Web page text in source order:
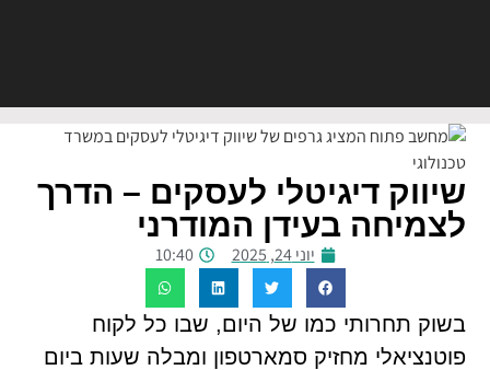
שיווק דיגיטלי לעסקים – הדרך
לצמיחה בעידן המודרני
יוני 24, 2025 10:40
בשוק תחרותי כמו של היום, שבו כל לקוח
פוטנציאלי מחזיק סמארטפון ומבלה שעות ביום